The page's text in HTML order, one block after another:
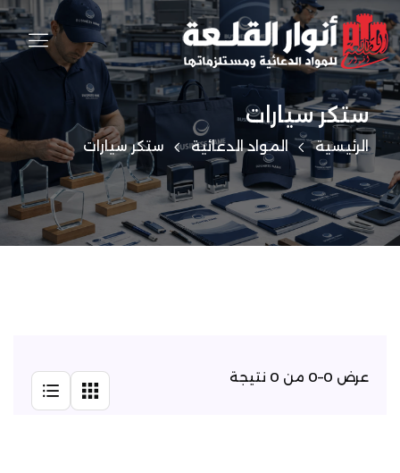
ستكر سيارات
الرئيسية المواد الدعائية ستكر سيارات
عرض 0–0 من 0 نتيجة